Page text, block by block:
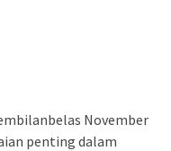
November
penting dalam